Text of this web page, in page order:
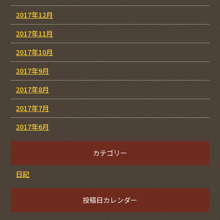
2017年12月
2017年11月
2017年10月
2017年9月
2017年8月
2017年7月
2017年6月
カテゴリー
日記
投稿日カレンダー